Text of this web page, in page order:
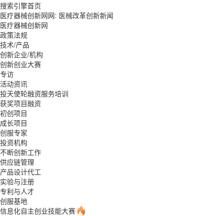
搜索引擎首页
医疗器械创新网网: 医械改革创新新闻
医疗器械创新网
政策法规
技术/产品
创新企业/机构
创新创业大赛
专访
活动资讯
投天使轮融资服务培训
获奖项目融资
初创项目
成长项目
创服专家
投资机构
不断创新工作
供应链管理
产品设计代工
实验与注册
专利与人才
创服基地
信息化自主创业技能大赛